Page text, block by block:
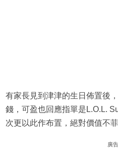
有家長見到津津的生日佈置後
錢，可盈也回應指單是L.O.L.
次更以此作布置，絕對價值不菲
廣告